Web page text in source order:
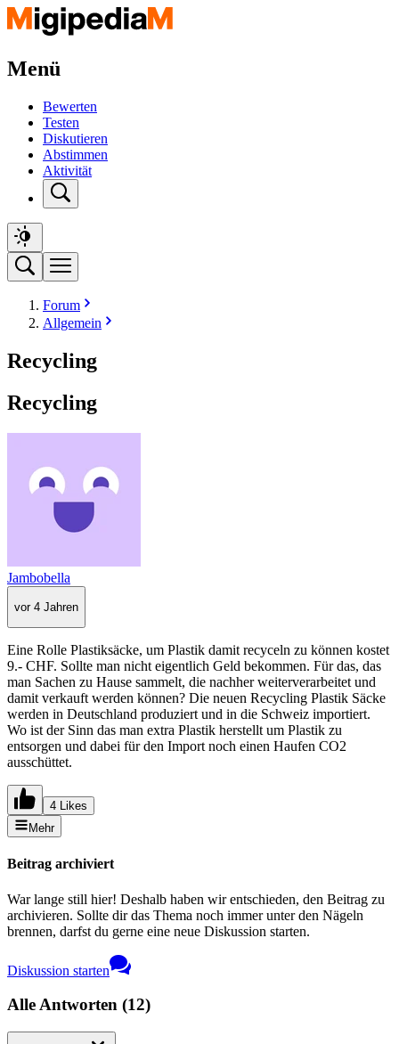
Menü
Bewerten
Testen
Diskutieren
Abstimmen
Aktivität
Forum
Allgemein
Recycling
Recycling
Jambobella
vor 4 Jahren
Eine Rolle Plastiksäcke, um Plastik damit recyceln zu können kostet
9.- CHF. Sollte man nicht eigentlich Geld bekommen. Für das, das
man Sachen zu Hause sammelt, die nachher weiterverarbeitet und
damit verkauft werden können? Die neuen Recycling Plastik Säcke
werden in Deutschland produziert und in die Schweiz importiert.
Wo ist der Sinn das man extra Plastik herstellt um Plastik zu
entsorgen und dabei für den Import noch einen Haufen CO2
ausschüttet.
4 Likes
Mehr
Beitrag archiviert
War lange still hier! Deshalb haben wir entschieden, den Beitrag zu
archivieren. Sollte dir das Thema noch immer unter den Nägeln
brennen, darfst du gerne eine neue Diskussion starten.
Diskussion starten
Alle Antworten (12)